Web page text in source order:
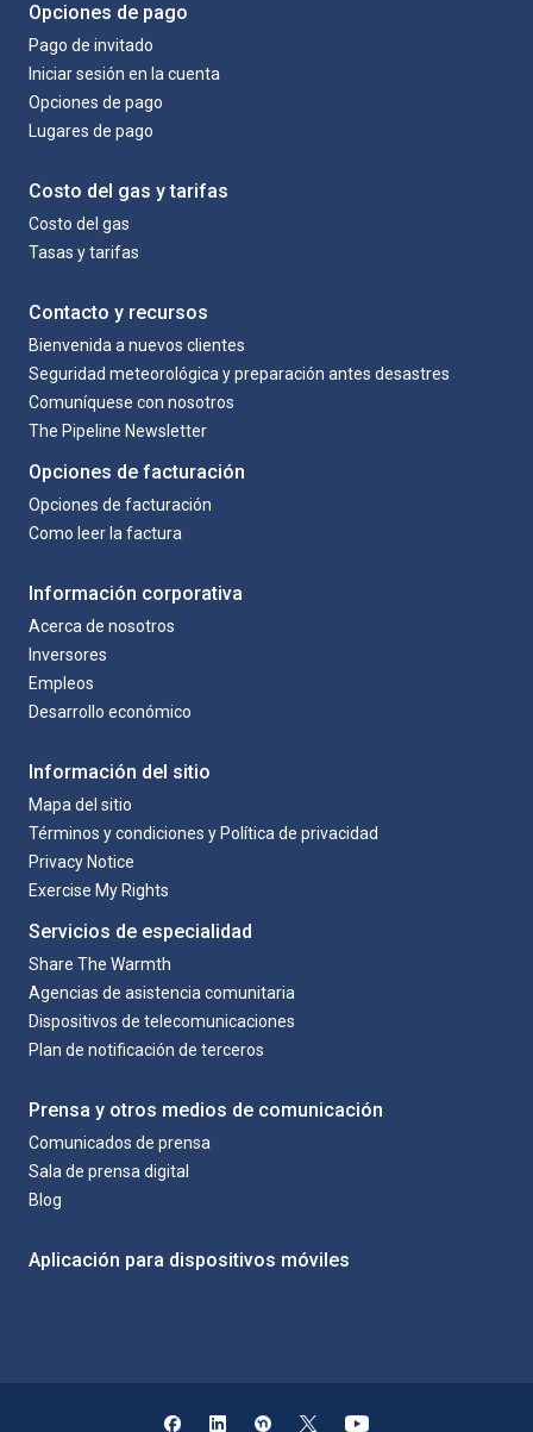
Opciones de pago
Pago de invitado
Iniciar sesión en la cuenta
Opciones de pago
Lugares de pago
Costo del gas y tarifas
Costo del gas
Tasas y tarifas
Contacto y recursos
Bienvenida a nuevos clientes
Seguridad meteorológica y preparación antes desastres
Comuníquese con nosotros
The Pipeline Newsletter
Opciones de facturación
Opciones de facturación
Como leer la factura
Información corporativa
Acerca de nosotros
Inversores
Empleos
Desarrollo económico
Información del sitio
Mapa del sitio
Términos y condiciones y Política de privacidad
Privacy Notice
Exercise My Rights
Servicios de especialidad
Share The Warmth
Agencias de asistencia comunitaria
Dispositivos de telecomunicaciones
Plan de notificación de terceros
Prensa y otros medios de comunicación
Comunicados de prensa
Sala de prensa digital
Blog
Aplicación para dispositivos móviles